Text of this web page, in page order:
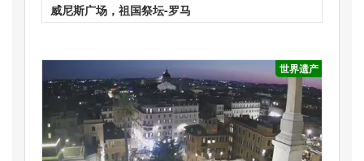
威尼斯广场，祖国祭坛-罗马
世界遗产